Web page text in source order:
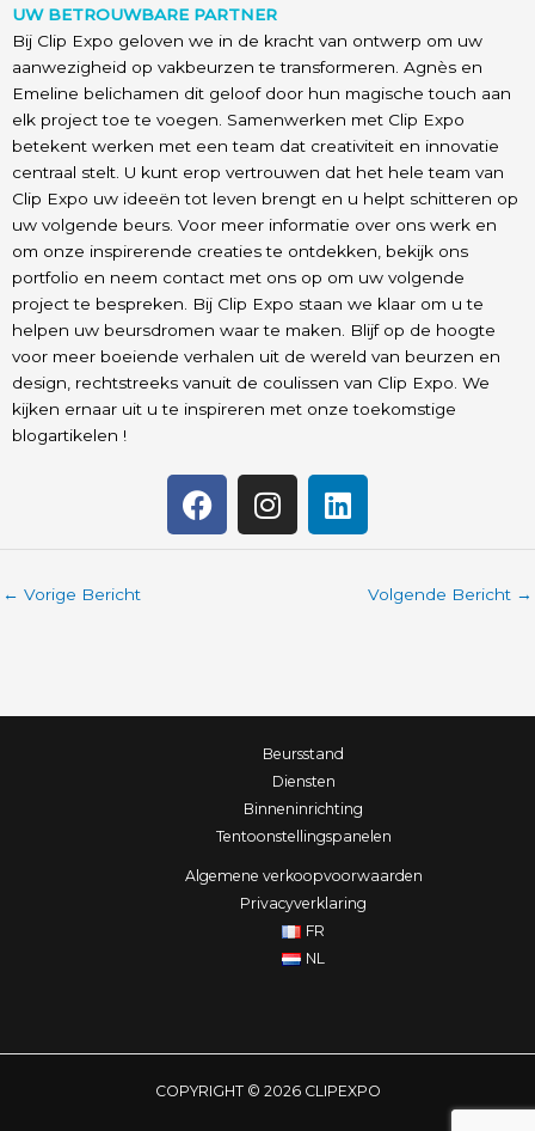
UW BETROUWBARE PARTNER
Bij Clip Expo geloven we in de kracht van ontwerp om uw
aanwezigheid op vakbeurzen te transformeren. Agnès en
Emeline belichamen dit geloof door hun magische touch aan
elk project toe te voegen. Samenwerken met Clip Expo
betekent werken met een team dat creativiteit en innovatie
centraal stelt. U kunt erop vertrouwen dat het hele team van
Clip Expo uw ideeën tot leven brengt en u helpt schitteren op
uw volgende beurs. Voor meer informatie over ons werk en
om onze inspirerende creaties te ontdekken, bekijk ons
portfolio en neem contact met ons op om uw volgende
project te bespreken. Bij Clip Expo staan we klaar om u te
helpen uw beursdromen waar te maken.
Blijf op de hoogte
voor meer boeiende verhalen uit de wereld van beurzen en
design, rechtstreeks vanuit de coulissen van Clip Expo. We
kijken ernaar uit u te inspireren met onze toekomstige
blogartikelen !
F
a
c
I
n
s
m
L
i
n
← Vorige Bericht Volgende Bericht →
Beursstand
Diensten
Binneninrichting
Tentoonstellingspanelen
Algemene verkoopvoorwaarden
Privacyverklaring
FR
NL
COPYRIGHT © 2026 CLIPEXPO